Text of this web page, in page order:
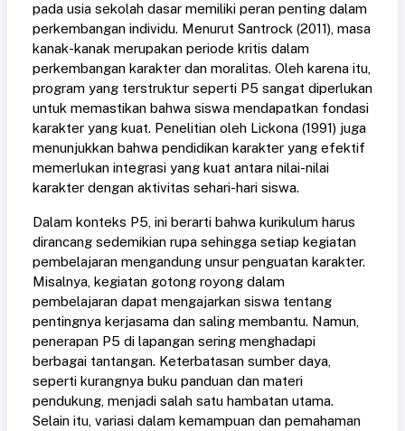
pada usia sekolah dasar memiliki peran penting dalam
perkembangan individu. Menurut Santrock (2011), masa
kanak-kanak merupakan periode kritis dalam
perkembangan karakter dan moralitas. Oleh karena itu,
program yang terstruktur seperti P5 sangat diperlukan
untuk memastikan bahwa siswa mendapatkan fondasi
karakter yang kuat. Penelitian oleh Lickona (1991) juga
menunjukkan bahwa pendidikan karakter yang efektif
memerlukan integrasi yang kuat antara nilai-nilai
karakter dengan aktivitas sehari-hari siswa.
Dalam konteks P5, ini berarti bahwa kurikulum harus
dirancang sedemikian rupa sehingga setiap kegiatan
pembelajaran mengandung unsur penguatan karakter.
Misalnya, kegiatan gotong royong dalam
pembelajaran dapat mengajarkan siswa tentang
pentingnya kerjasama dan saling membantu. Namun,
penerapan P5 di lapangan sering menghadapi
berbagai tantangan. Keterbatasan sumber daya,
seperti kurangnya buku panduan dan materi
pendukung, menjadi salah satu hambatan utama.
Selain itu, variasi dalam kemampuan dan pemahaman